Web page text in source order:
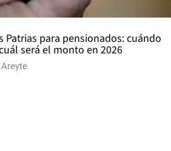
Patrias para pensionados: cuándo
será el monto en 2026